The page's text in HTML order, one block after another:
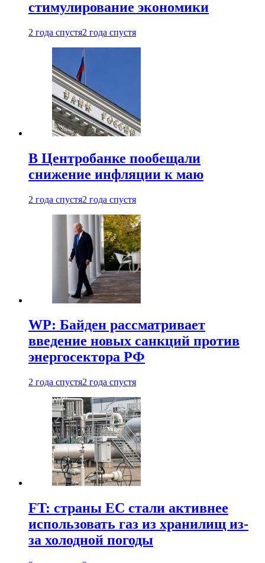
стимулирование экономики
2 года спустя2 года спустя
В Центробанке пообещали
снижение инфляции к маю
2 года спустя2 года спустя
WP: Байден рассматривает
введение новых санкций против
энергосектора РФ
2 года спустя2 года спустя
FT: страны ЕС стали активнее
использовать газ из хранилищ из-
за холодной погоды